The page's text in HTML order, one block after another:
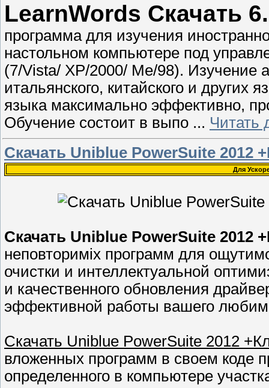
LearnWords Скачать
программа для изучения
настольном компьютере под
(7/Vista/ XP/2000/ Me/98). Изучение
итальянского, китайского и других
языка максимально эффективно,
Обучение состоит в выпо ... Читать
Скачать Uniblue PowerSuite 2012
Для
Скачать Uniblue PowerSuite 2012
неповториміх программ для
очистки и интеллектуальной
и качественного обновления
эффективной работы вашего
Скачать Uniblue PowerSuite 2012
вложенных программ в своем коде
определенного в компьютере